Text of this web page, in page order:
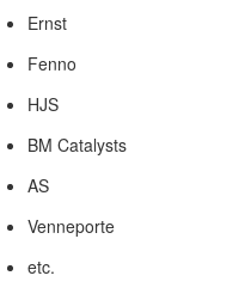
Ernst
Fenno
HJS
BM Catalysts
AS
Venneporte
etc.